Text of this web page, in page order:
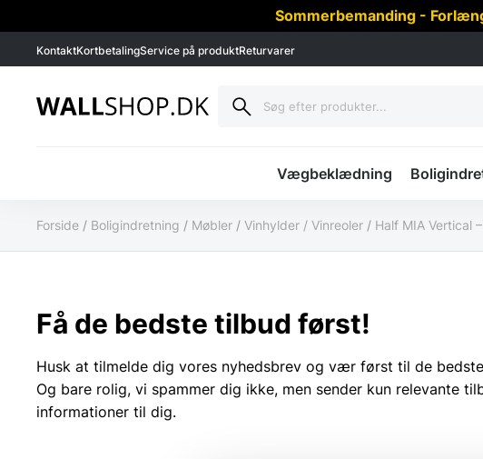
Sommerbemanding -
KontaktKortbetalingService på produktReturvarer
Vægbeklædning
Forside / Boligindretning / Møbler / Vinhylder / Vinreoler / Half MIA Vertical
Få de bedste tilbud først!
Husk at tilmelde dig vores nyhedsbrev og vær først til de
Og bare rolig, vi spammer dig ikke, men sender kun relevante
informationer til dig.